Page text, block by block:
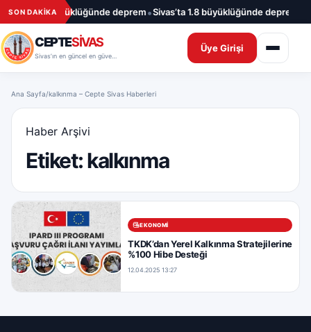
İçeriğe geç
SON DAKİKA4.5 büyüklüğünde deprem•Sivas’ta 1.8 büyüklüğünde deprem
CEPTESİVAS Üye Girişi
Ana Sayfa/kalkınma – Cepte Sivas Haberleri
Haber Arşivi
Etiket:kalkınma
EKONOMI
TKDK’dan Yerel Kalkınma Stratejilerine
%100 Hibe Desteği
12.04.2025 13:27